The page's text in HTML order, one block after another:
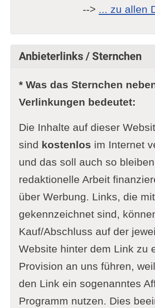
--> ... zu allen
Anbieterlinks / Sternchen
* Was das Sternchen
Verlinkungen bedeutet:
Die Inhalte auf dieser
sind kostenlos im Internet
und das soll auch so
redaktionelle Arbeit
über Werbung. Links, die
gekennzeichnet sind,
Kauf/Abschluss auf der
Website hinter dem Link zu
Provision an uns führen,
den Link ein sogenanntes
Programm nutzen. Dies